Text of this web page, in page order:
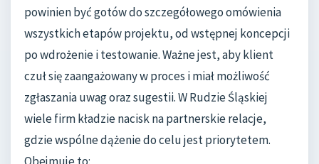
powinien być gotów do szczegółowego omówienia
wszystkich etapów projektu, od wstępnej koncepcji
po wdrożenie i testowanie. Ważne jest, aby klient
czuł się zaangażowany w proces i miał możliwość
zgłaszania uwag oraz sugestii. W Rudzie Śląskiej
wiele firm kładzie nacisk na partnerskie relacje,
gdzie wspólne dążenie do celu jest priorytetem.